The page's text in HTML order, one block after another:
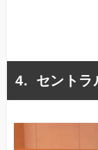
セントラ